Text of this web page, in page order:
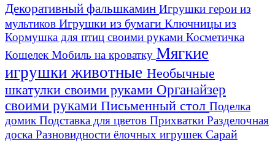
Декоративный фальшкамин Игрушки герои из
мультиков Игрушки из бумаги Ключницы из
Кормушка для птиц своими руками Косметичка
Кошелек Мобиль на кроватку Мягкие
игрушки животные Необычные
шкатулки своими руками Органайзер
своими руками Письменный стол Поделка
домик Подставка для цветов Прихватки Разделочная
доска Разновидности ёлочных игрушек Сарай